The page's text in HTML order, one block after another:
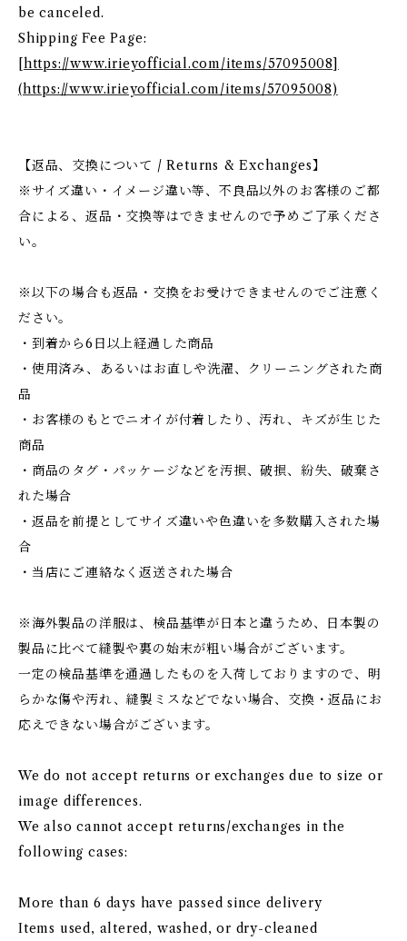
be canceled.
Shipping Fee Page:
[https://www.irieyofficial.com/items/57095008]
(https://www.irieyofficial.com/items/57095008)
【返品、交換について / Returns & Exchanges】
※サイズ違い・イメージ違い等、不良品以外のお客様のご都
合による、返品・交換等はできませんので予めご了承くださ
い。
※以下の場合も返品・交換をお受けできませんのでご注意く
ださい。
・到着から6日以上経過した商品
・使用済み、あるいはお直しや洗濯、クリーニングされた商
品
・お客様のもとでニオイが付着したり、汚れ、キズが生じた
商品
・商品のタグ・パッケージなどを汚損、破損、紛失、破棄さ
れた場合
・返品を前提としてサイズ違いや色違いを多数購入された場
合
・当店にご連絡なく返送された場合
※海外製品の洋服は、検品基準が日本と違うため、日本製の
製品に比べて縫製や裏の始末が粗い場合がございます。
一定の検品基準を通過したものを入荷しておりますので、明
らかな傷や汚れ、縫製ミスなどでない場合、交換・返品にお
応えできない場合がございます。
We do not accept returns or exchanges due to size or
image differences.
We also cannot accept returns/exchanges in the
following cases:
More than 6 days have passed since delivery
Items used, altered, washed, or dry-cleaned